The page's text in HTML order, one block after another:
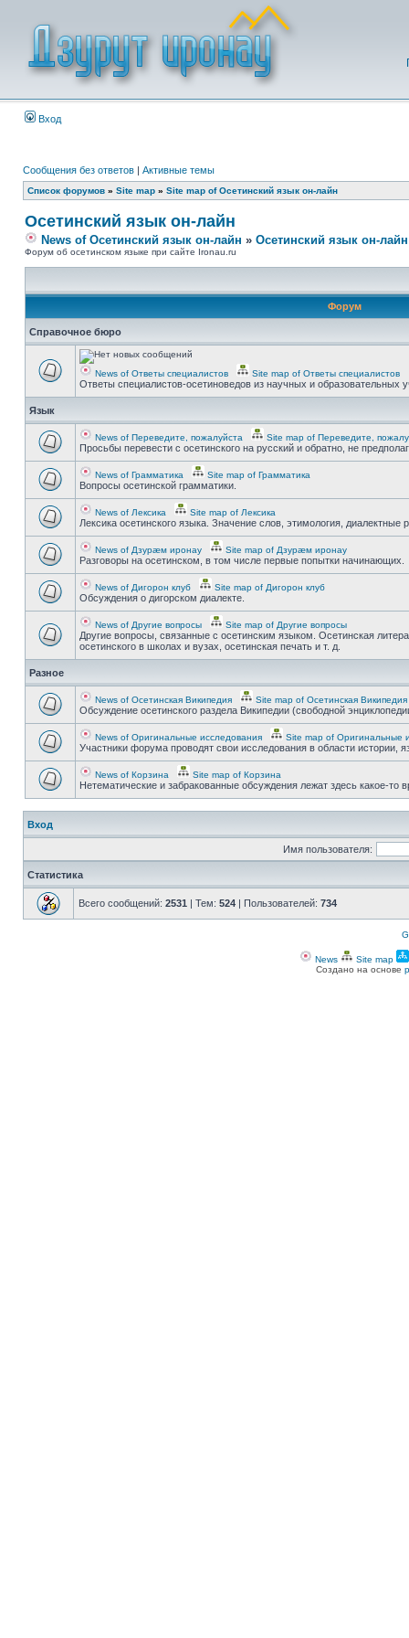
Вход
Сообщения без ответов | Активные темы
Список форумов » Site map » Site map of Осетинский язык он-лайн
Осетинский язык он-лайн
News of Осетинский язык он-лайн » Осетинский язык он-лайн
Форум об осетинском языке при сайте Ironau.ru
Форум
Справочное бюро
News of Ответы специалистов Site map of Ответы специалистов
Ответы специалистов-осетиноведов из научных и
Язык
News of Переведите, пожалуйста Site map of Переведите,
Просьбы перевести с осетинского на русский и обратно, не
News of Грамматика Site map of Грамматика
Вопросы осетинской грамматики.
News of Лексика Site map of Лексика
Лексика осетинского языка. Значение слов, этимология, диалектные
News of Дзурæм иронау Site map of Дзурæм иронау
Разговоры на осетинском, в том числе первые попытки начинающих.
News of Дигорон клуб Site map of Дигорон клуб
Обсуждения о дигорском диалекте.
News of Другие вопросы Site map of Другие вопросы
Другие вопросы, связанные с осетинским языком. Осетинская
осетинского в школах и вузах, осетинская печать и т. д.
Разное
News of Осетинская Википедия Site map of Осетинская Википедия
Обсуждение осетинского раздела Википедии (свободной
News of Оригинальные исследования Site map of Оригинальные
Участники форума проводят свои исследования в области истории,
News of Корзина Site map of Корзина
Нетематические и забракованные обсуждения лежат здесь какое-то
Вход
Имя пользователя:
Статистика
Всего сообщений: 2531 | Тем: 524 | Пользователей: 734
News Site map
Создано на основе